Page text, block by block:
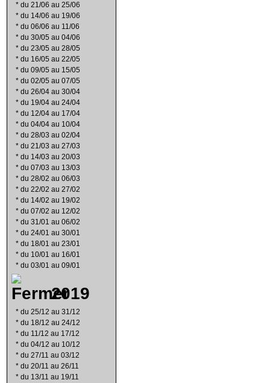
* du 21/06 au 25/06
* du 14/06 au 19/06
* du 06/06 au 11/06
* du 30/05 au 04/06
* du 23/05 au 28/05
* du 16/05 au 22/05
* du 09/05 au 15/05
* du 02/05 au 07/05
* du 26/04 au 30/04
* du 19/04 au 24/04
* du 12/04 au 17/04
* du 04/04 au 10/04
* du 28/03 au 02/04
* du 21/03 au 27/03
* du 14/03 au 20/03
* du 07/03 au 13/03
* du 28/02 au 06/03
* du 22/02 au 27/02
* du 14/02 au 19/02
* du 07/02 au 12/02
* du 31/01 au 06/02
* du 24/01 au 30/01
* du 18/01 au 23/01
* du 10/01 au 16/01
* du 03/01 au 09/01
2019
* du 25/12 au 31/12
* du 18/12 au 24/12
* du 11/12 au 17/12
* du 04/12 au 10/12
* du 27/11 au 03/12
* du 20/11 au 26/11
* du 13/11 au 19/11